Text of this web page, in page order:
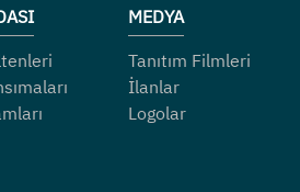
MEDYA
Tanıtım Filmleri
İlanlar
Logolar